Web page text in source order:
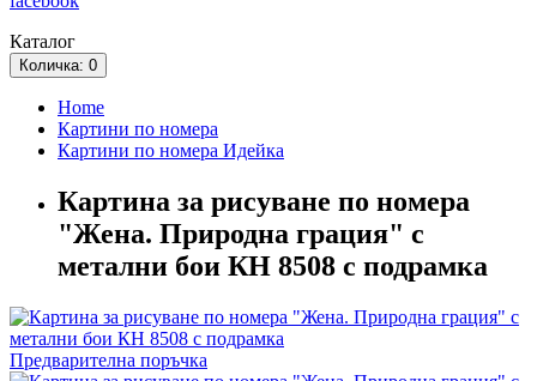
Каталог
Количка: 0
Home
Картини по номера
Картини по номера Идейка
Картина за рисуване по номера
"Жена. Природна грация" с
метални бои КН 8508 с подрамка
Предварителна поръчка